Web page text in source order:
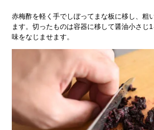
赤梅酢を軽く手でしぼってまな板に移し、粗
ます。切ったものは容器に移して醤油小さじ
味をなじませます。